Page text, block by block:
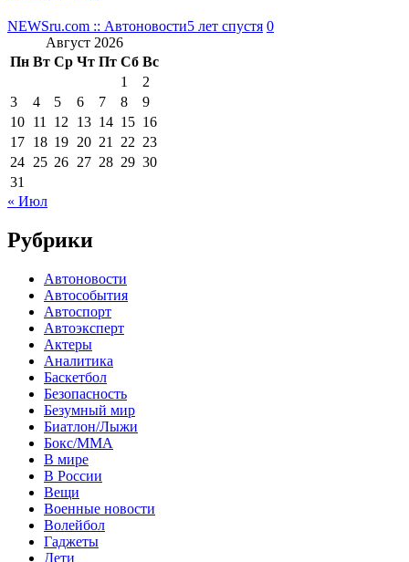
NEWSru.com :: Автоновости5 лет спустя 0
Август 2026
Пн Вт Ср Чт Пт Сб Вс
1
2
3
4 5 6 7 8
9
10 11 12 13 14 15 16
17 18 19 20 21 22 23
24 25 26 27 28 29 30
31
« Июл
Рубрики
Автоновости
Автособытия
Автоспорт
Автоэксперт
Актеры
Аналитика
Баскетбол
Безопасность
Безумный мир
Биатлон/Лыжи
Бокс/MMA
В мире
В России
Вещи
Военные новости
Волейбол
Гаджеты
Дети